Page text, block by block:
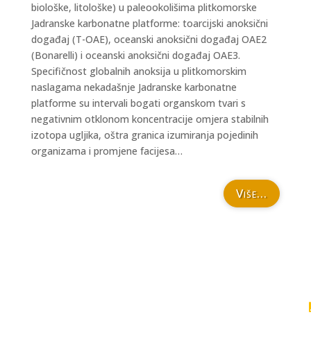
biološke, litološke) u paleookolišima plitkomorske
Jadranske karbonatne platforme: toarcijski anoksični
događaj (T-OAE), oceanski anoksični događaj OAE2
(Bonarelli) i oceanski anoksični događaj OAE3.
Specifičnost globalnih anoksija u plitkomorskim
naslagama nekadašnje Jadranske karbonatne
platforme su intervali bogati organskom tvari s
negativnim otklonom koncentracije omjera stabilnih
izotopa ugljika, oštra granica izumiranja pojedinih
organizama i promjene facijesa…
Više...